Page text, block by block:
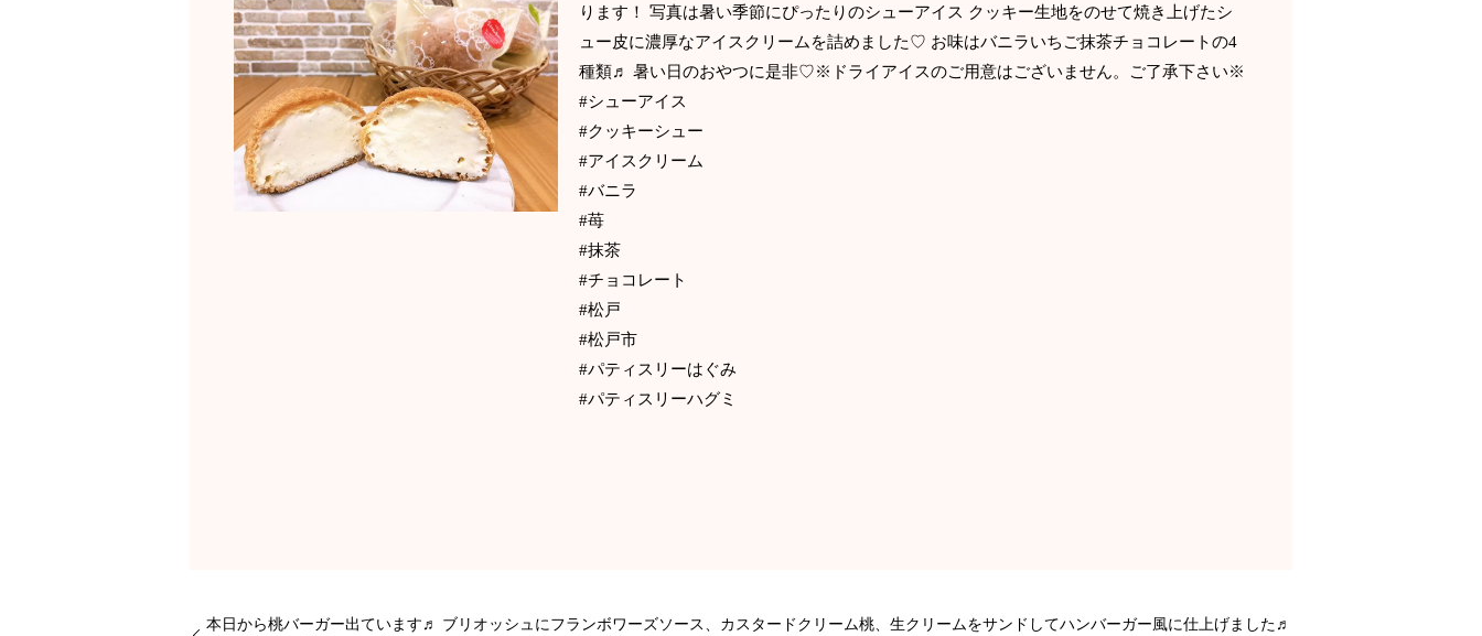
ります！ 写真は暑い季節にぴったりのシューアイス クッキー生地をのせて焼き上げたシ
ュー皮に濃厚なアイスクリームを詰めました♡ お味はバニラいちご抹茶チョコレートの4
種類♬ 暑い日のおやつに是非♡※ドライアイスのご用意はございません。ご了承下さい※
#シューアイス
#クッキーシュー
#アイスクリーム
#バニラ
#苺
#抹茶
#チョコレート
#松戸
#松戸市
#パティスリーはぐみ
#パティスリーハグミ
本日から桃バーガー出ています♬ ブリオッシュにフランボワーズソース、カスタードクリーム桃、生クリームをサンドしてハンバーガー風に仕上げました♬